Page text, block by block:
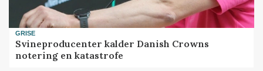
GRISE
Svineproducenter kalder Danish Crowns
notering en katastrofe